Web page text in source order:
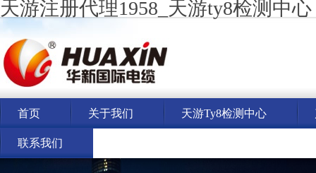
天游注册代理1958_天游ty8检测中心
首页 关于我们 天游ty8检测中心
联系我们